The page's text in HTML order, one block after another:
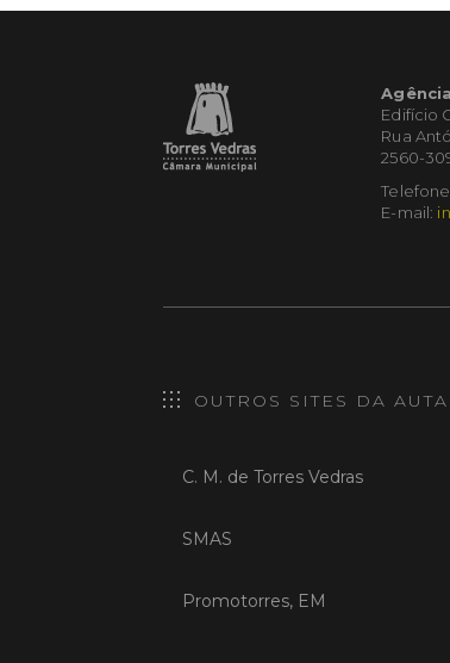
Edifício
Rua
2560-
Telefone:
E-mail:
OUTROS SITES DA
C. M. de Torres Vedras
SMAS
Promotorres, EM